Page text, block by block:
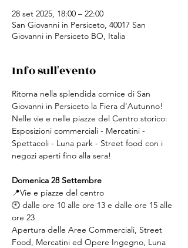
28 set 2025, 18:00 – 22:00
San Giovanni in Persiceto, 40017 San
Giovanni in Persiceto BO, Italia
Info sull'evento
Ritorna nella splendida cornice di San
Giovanni in Persiceto la Fiera d'Autunno!
Nelle vie e nelle piazze del Centro storico:
Esposizioni commerciali - Mercatini -
Spettacoli - Luna park - Street food con i
negozi aperti fino alla sera!
Domenica 28 Settembre
📍Vie e piazze del centro
🕙 dalle ore 10 alle ore 13 e dalle ore 15 alle
ore 23
Apertura delle Aree Commerciali, Street
Food, Mercatini ed Opere Ingegno, Luna